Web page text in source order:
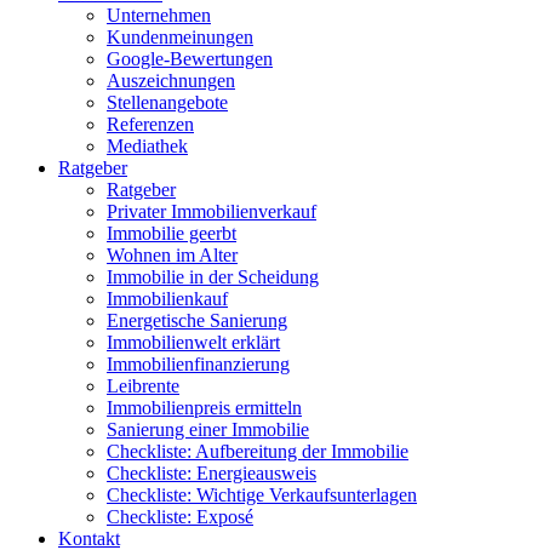
Unternehmen
Kundenmeinungen
Google-Bewertungen
Auszeichnungen
Stellenangebote
Referenzen
Mediathek
Ratgeber
Ratgeber
Privater Immobilienverkauf
Immobilie geerbt
Wohnen im Alter
Immobilie in der Scheidung
Immobilienkauf
Energetische Sanierung
Immobilienwelt erklärt
Immobilienfinanzierung
Leibrente
Immobilienpreis ermitteln
Sanierung einer Immobilie
Checkliste: Aufbereitung der Immobilie
Checkliste: Energieausweis
Checkliste: Wichtige Verkaufsunterlagen
Checkliste: Exposé
Kontakt